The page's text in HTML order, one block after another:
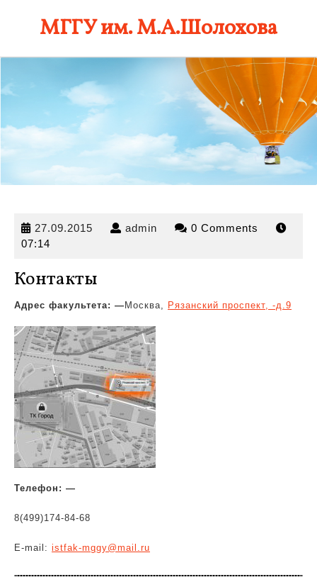
МГГУ им. М.А.Шолохова
27.09.2015 27.09.2015
admin admin 0 Comments
07:14
Контакты
Адрес факультета: — Москва, Рязанский проспект, -д.9
Телефон: —
8(499)174-84-68
E-mail: istfak-mggy@mail.ru